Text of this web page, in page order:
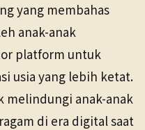
yang membahas
anak-anak
platform untuk
usia yang lebih ketat.
melindungi anak-anak
di era digital saat